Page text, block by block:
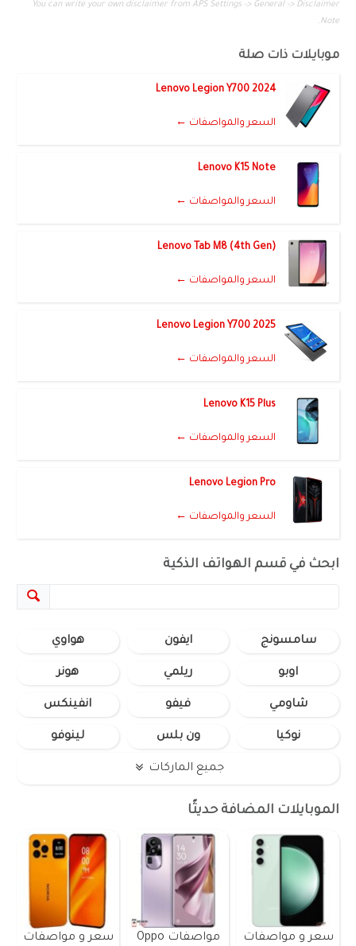
You can write your own disclaimer from APS Settings -> General -> Disclaimer
Note.
موبايلات ذات صلة
Lenovo Legion Y700 2024
السعر والمواصفات ←
Lenovo K15 Note
السعر والمواصفات ←
Lenovo Tab M8 (4th Gen)
السعر والمواصفات ←
Lenovo Legion Y700 2025
السعر والمواصفات ←
Lenovo K15 Plus
السعر والمواصفات ←
Lenovo Legion Pro
السعر والمواصفات ←
ابحث في قسم الهواتف الذكية
سامسونج ايفون هواوي
اوبو ريلمي هونر
شاومي فيفو انفينكس
نوكيا ون بلس لينوفو
جميع الماركات
الموبايلات المضافة حديثًا
سعر و مواصفات
مواصفات Oppo
سعر و مواصفات